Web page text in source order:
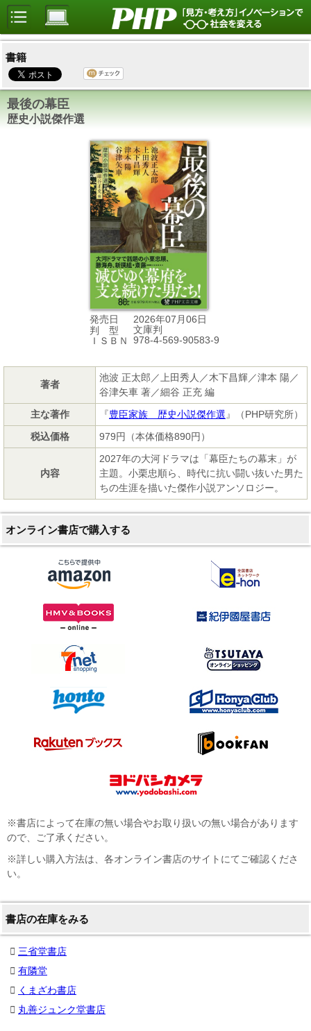
書籍
最後の幕臣
歴史小説傑作選
発売日
2026年07月06日
判 型
文庫判
ＩＳＢＮ
978-4-569-90583-9
著者
池波 正太郎／上田秀人／木下昌輝／津本 陽／
谷津矢車 著／細谷 正充 編
主な著作
『豊臣家族 歴史小説傑作選 』（PHP研究所）
税込価格
979円（本体価格890円）
内容
2027年の大河ドラマは「幕臣たちの幕末」が
主題。小栗忠順ら、時代に抗い闘い抜いた男た
ちの生涯を描いた傑作小説アンソロジー。
オンライン書店で購入する
※書店によって在庫の無い場合やお取り扱いの無い場合があります
ので、ご了承ください。
※詳しい購入方法は、各オンライン書店のサイトにてご確認くださ
い。
書店の在庫をみる
三省堂書店
有隣堂
くまざわ書店
丸善ジュンク堂書店